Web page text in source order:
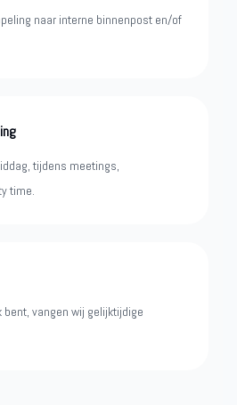
naar interne binnenpost en/of
tijdens meetings,
time.
bent, vangen wij gelijktijdige